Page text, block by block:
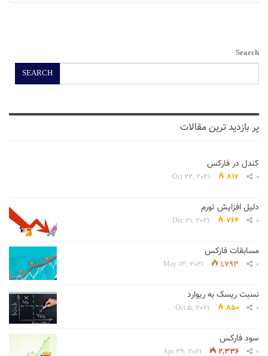
Search
SEARCH
پر بازدید ترین مقالات
کندل در فارکس
Oct 22, 2021 817 0
دلیل افزایش تورم
Dec 21, 2021 764 0
مسابقات فارکس
May 13, 2021 1,793 0
نسبت ریسک به ریوارد
Oct 5, 2021 850 0
سود فارکس
Apr 29, 2021 2,336 0